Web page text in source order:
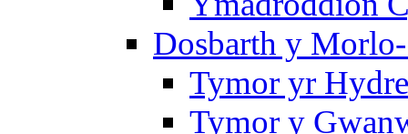
Dosbarth y
Tymor yr
Tymor y